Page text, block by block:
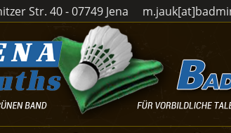
Str. 40 - 07749 Jena